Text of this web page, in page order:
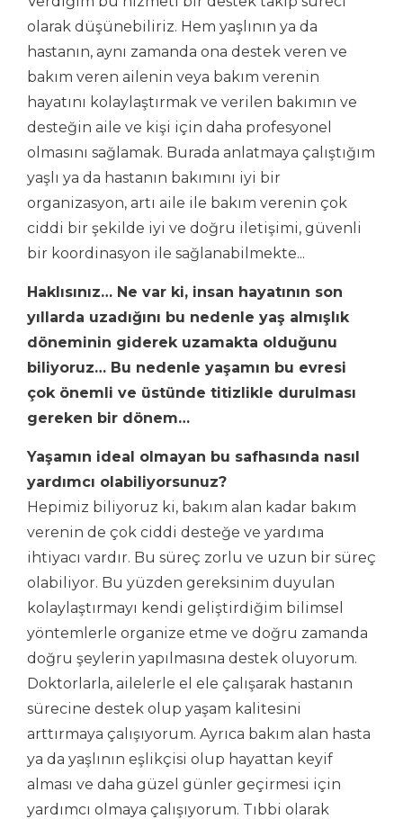
olarak düşünebiliriz. Hem yaşlının ya da
hastanın, aynı zamanda ona destek veren ve
bakım veren ailenin veya bakım verenin
hayatını kolaylaştırmak ve verilen bakımın ve
desteğin aile ve kişi için daha profesyonel
olmasını sağlamak. Burada anlatmaya çalıştığım
yaşlı ya da hastanın bakımını iyi bir
organizasyon, artı aile ile bakım verenin çok
ciddi bir şekilde iyi ve doğru iletişimi, güvenli
bir koordinasyon ile sağlanabilmekte...
Haklısınız… Ne var ki, insan hayatının son
yıllarda uzadığını bu nedenle yaş almışlık
döneminin giderek uzamakta olduğunu
biliyoruz… Bu nedenle yaşamın bu evresi
çok önemli ve üstünde titizlikle durulması
gereken bir dönem…
Yaşamın ideal olmayan bu safhasında nasıl
yardımcı olabiliyorsunuz?
Hepimiz biliyoruz ki, bakım alan kadar bakım
verenin de çok ciddi desteğe ve yardıma
ihtiyacı vardır. Bu süreç zorlu ve uzun bir süreç
olabiliyor. Bu yüzden gereksinim duyulan
kolaylaştırmayı kendi geliştirdiğim bilimsel
yöntemlerle organize etme ve doğru zamanda
doğru şeylerin yapılmasına destek oluyorum.
Doktorlarla, ailelerle el ele çalışarak hastanın
sürecine destek olup yaşam kalitesini
arttırmaya çalışıyorum. Ayrıca bakım alan hasta
ya da yaşlının eşlikçisi olup hayattan keyif
alması ve daha güzel günler geçirmesi için
yardımcı olmaya çalışıyorum. Tıbbi olarak